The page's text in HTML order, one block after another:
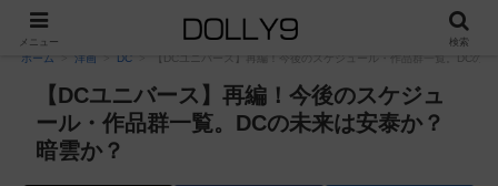
PR
ホーム 洋画 DC 【DCユニバース】再編！今後のスケジュール・作品群一覧。DCの
【DCユニバース】再編！今後のスケジュ
ール・作品群一覧。DCの未来は安泰か？
暗雲か？
メニュー 検索